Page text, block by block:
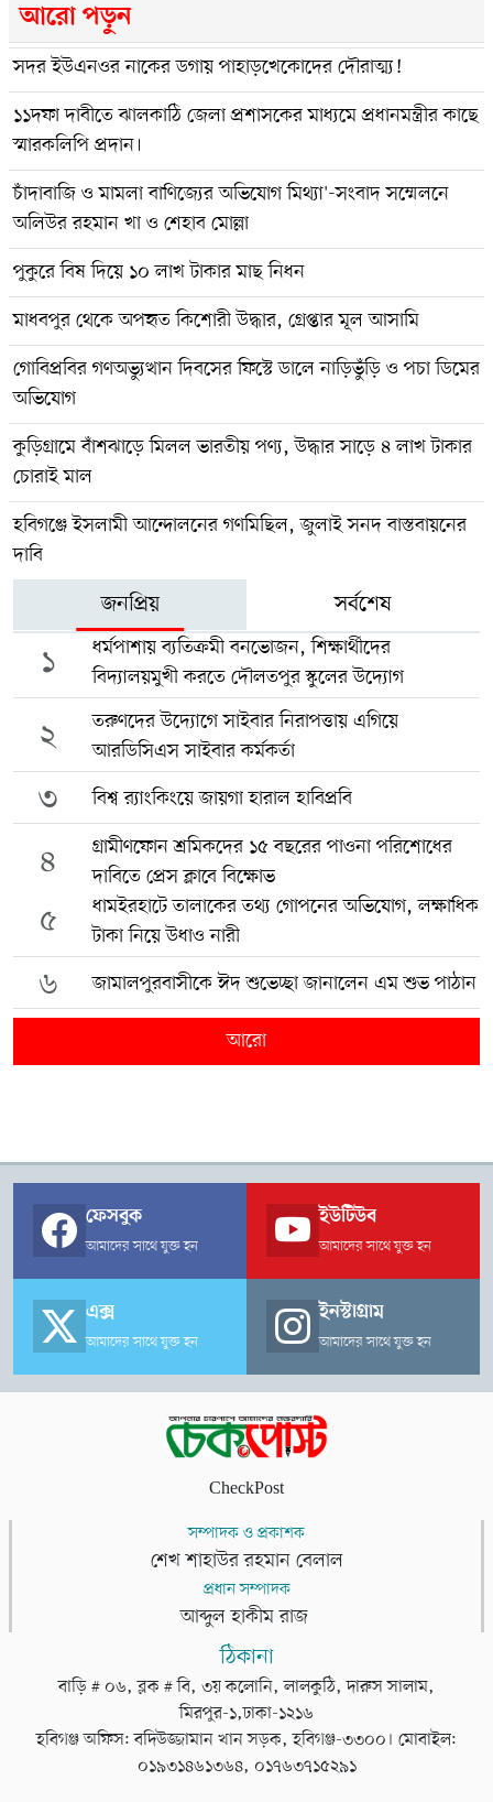
আরো পড়ুন
সদর ইউএনওর নাকের ডগায় পাহাড়খেকোদের দৌরাত্ম্য!
১১দফা দাবীতে ঝালকাঠি জেলা প্রশাসকের মাধ্যমে প্রধানমন্ত্রীর কাছে
স্মারকলিপি প্রদান।
চাঁদাবাজি ও মামলা বাণিজ্যের অভিযোগ মিথ্যা'-সংবাদ সম্মেলনে
অলিউর রহমান খা ও শেহাব মোল্লা
পুকুরে বিষ দিয়ে ১০ লাখ টাকার মাছ নিধন
মাধবপুর থেকে অপহৃত কিশোরী উদ্ধার, গ্রেপ্তার মূল আসামি
গোবিপ্রবির গণঅভ্যুত্থান দিবসের ফিস্টে ডালে নাড়িভুঁড়ি ও পচা ডিমের
অভিযোগ
কুড়িগ্রামে বাঁশঝাড়ে মিলল ভারতীয় পণ্য, উদ্ধার সাড়ে ৪ লাখ টাকার
চোরাই মাল
হবিগঞ্জে ইসলামী আন্দোলনের গণমিছিল, জুলাই সনদ বাস্তবায়নের
দাবি
জনপ্রিয় সর্বশেষ
১
ধর্মপাশায় ব্যতিক্রমী বনভোজন, শিক্ষার্থীদের
বিদ্যালয়মুখী করতে দৌলতপুর স্কুলের উদ্যোগ
২
তরুণদের উদ্যোগে সাইবার নিরাপত্তায় এগিয়ে
আরডিসিএস সাইবার কর্মকর্তা
৩ বিশ্ব র‍্যাংকিংয়ে জায়গা হারাল হাবিপ্রবি
৪
গ্রামীণফোন শ্রমিকদের ১৫ বছরের পাওনা পরিশোধের
দাবিতে প্রেস ক্লাবে বিক্ষোভ
৫
ধামইরহাটে তালাকের তথ্য গোপনের অভিযোগ, লক্ষাধিক
টাকা নিয়ে উধাও নারী
৬ জামালপুরবাসীকে ঈদ শুভেচ্ছা জানালেন এম শুভ পাঠান
আরো
ফেসবুক
আমাদের সাথে যুক্ত হন
ইউটিউব
আমাদের সাথে যুক্ত হন
এক্স
আমাদের সাথে যুক্ত হন
ইনস্টাগ্রাম
আমাদের সাথে যুক্ত হন
CheckPost
সম্পাদক ও প্রকাশক
শেখ শাহাউর রহমান বেলাল
প্রধান সম্পাদক
আব্দুল হাকীম রাজ
ঠিকানা
বাড়ি # ০৬, ব্লক # বি, ৩য় কলোনি, লালকুঠি, দারুস সালাম,
মিরপুর-১,ঢাকা-১২১৬
হবিগঞ্জ অফিস: বদিউজ্জামান খান সড়ক, হবিগঞ্জ-৩৩০০। মোবাইল:
০১৯৩১৪৬১৩৬৪, ০১৭৬৩৭১৫২৯১